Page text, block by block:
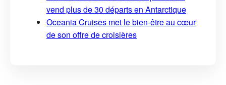
vend plus de 30 départs en Antarctique
Oceania Cruises met le bien-être au cœur
de son offre de croisières